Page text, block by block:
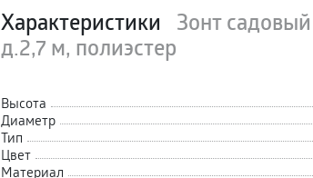
Характеристики
Зонт
д.2,7 м, полиэстер
Высота
Диаметр
Тип
Цвет
Материал